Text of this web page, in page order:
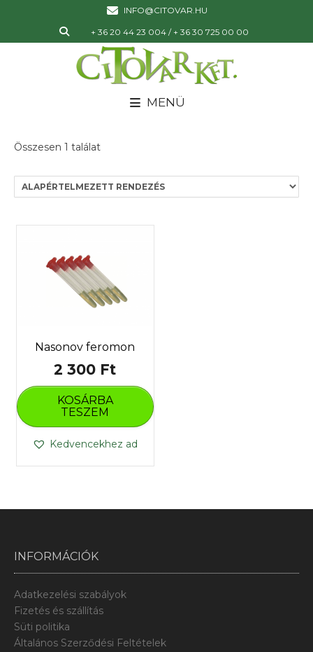
INFO@CITOVAR.HU
+ 36 20 44 23 004 / + 36 30 725 00 00
MENÜ
Összesen 1 találat
Nasonov feromon
2 300 Ft
KOSÁRBA
TESZEM
Kedvencekhez ad
INFORMÁCIÓK
Adatkezelési szabályok
Fizetés és szállítás
Süti politika
Általános Szerződési Feltételek